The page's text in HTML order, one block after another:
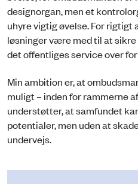
designorgan, men et
uhyre vigtig øvelse. For rigtigt
løsninger være med til at
det offentliges service over
Min ambition er, at
muligt – inden for rammerne
understøtter, at samfundet
potentialer, men uden at
undervejs.